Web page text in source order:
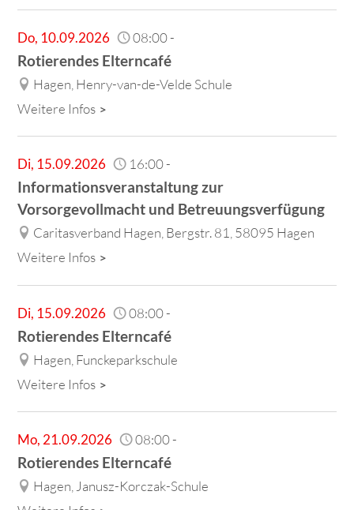
Do, 10.09.2026 08:00-
Rotierendes Elterncafé
Hagen, Henry-van-de-Velde Schule
Weitere Infos
Di, 15.09.2026 16:00-
Informationsveranstaltung zur
Vorsorgevollmacht und Betreuungsverfügung
Caritasverband Hagen, Bergstr. 81, 58095 Hagen
Weitere Infos
Di, 15.09.2026 08:00-
Rotierendes Elterncafé
Hagen, Funckeparkschule
Weitere Infos
Mo, 21.09.2026 08:00-
Rotierendes Elterncafé
Hagen, Janusz-Korczak-Schule